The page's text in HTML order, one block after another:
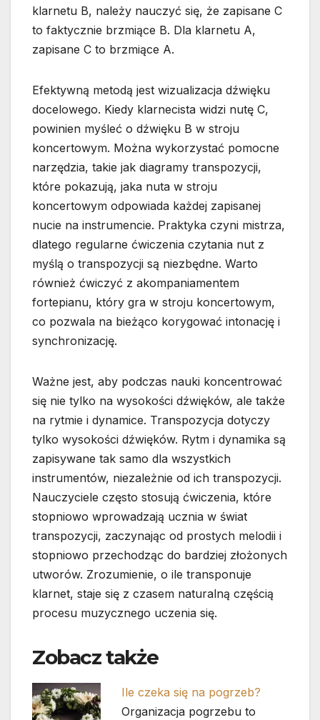
klarnetu B, należy nauczyć się, że zapisane C
to faktycznie brzmiące B. Dla klarnetu A,
zapisane C to brzmiące A.
Efektywną metodą jest wizualizacja dźwięku
docelowego. Kiedy klarnecista widzi nutę C,
powinien myśleć o dźwięku B w stroju
koncertowym. Można wykorzystać pomocne
narzędzia, takie jak diagramy transpozycji,
które pokazują, jaka nuta w stroju
koncertowym odpowiada każdej zapisanej
nucie na instrumencie. Praktyka czyni mistrza,
dlatego regularne ćwiczenia czytania nut z
myślą o transpozycji są niezbędne. Warto
również ćwiczyć z akompaniamentem
fortepianu, który gra w stroju koncertowym,
co pozwala na bieżąco korygować intonację i
synchronizację.
Ważne jest, aby podczas nauki koncentrować
się nie tylko na wysokości dźwięków, ale także
na rytmie i dynamice. Transpozycja dotyczy
tylko wysokości dźwięków. Rytm i dynamika są
zapisywane tak samo dla wszystkich
instrumentów, niezależnie od ich transpozycji.
Nauczyciele często stosują ćwiczenia, które
stopniowo wprowadzają ucznia w świat
transpozycji, zaczynając od prostych melodii i
stopniowo przechodząc do bardziej złożonych
utworów. Zrozumienie, o ile transponuje
klarnet, staje się z czasem naturalną częścią
procesu muzycznego uczenia się.
Zobacz także
Ile czeka się na pogrzeb?
Organizacja pogrzebu to